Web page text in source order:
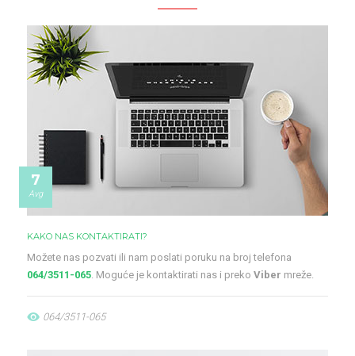
BULEVAR
Klikni za veći prikaz
7
Avg
KAKO NAS KONTAKTIRATI?
Možete nas pozvati ili nam poslati poruku na broj telefona
064/3511-065 . Moguće je kontaktirati nas i preko Viber mreže.
064/3511-065